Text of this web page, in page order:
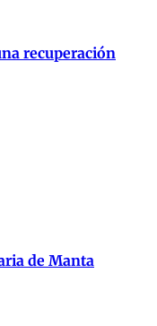
recuperación
de Manta